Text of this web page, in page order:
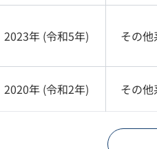
2023年 (令和5年) その他
2020年 (令和2年) その他